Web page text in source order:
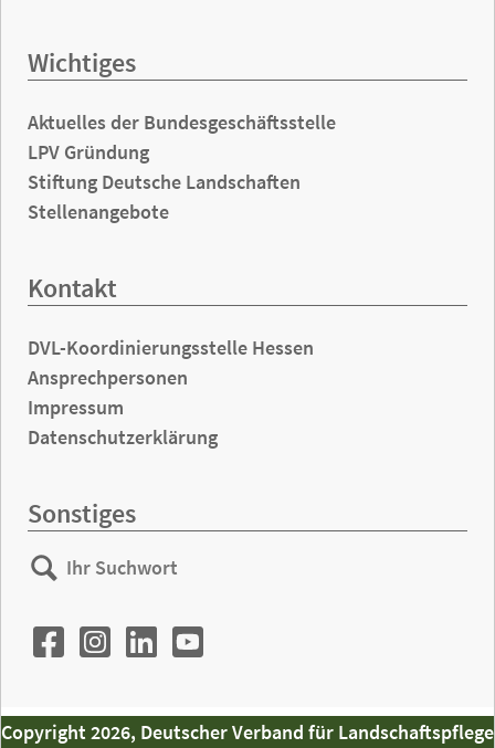
Wichtiges
Aktuelles der Bundesgeschäftsstelle
LPV Gründung
Stiftung Deutsche Landschaften
Stellenangebote
Kontakt
DVL-Koordinierungsstelle Hessen
Ansprechpersonen
Impressum
Datenschutzerklärung
Sonstiges
Ihr
Suchwort
Suchen
Copyright 2026, Deutscher Verband für Landschaftspflege